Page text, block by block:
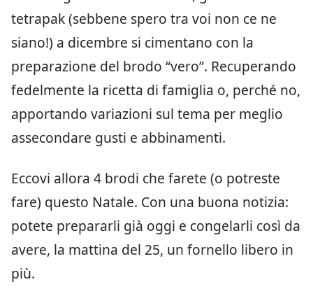
tetrapak (sebbene spero tra voi non ce ne
siano!) a dicembre si cimentano con la
preparazione del brodo “vero”. Recuperando
fedelmente la ricetta di famiglia o, perché no,
apportando variazioni sul tema per meglio
assecondare gusti e abbinamenti.
Eccovi allora 4 brodi che farete (o potreste
fare) questo Natale. Con una buona notizia:
potete prepararli già oggi e congelarli così da
avere, la mattina del 25, un fornello libero in
più.